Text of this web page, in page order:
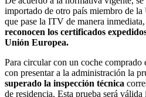
importado de otro país miembro de
que pase la ITV de manera
reconocen los certificados
Unión Europea.
Para circular con un coche comprado
con presentar a la administración la
superado la inspección técnica
de residencia. Esta prueba será